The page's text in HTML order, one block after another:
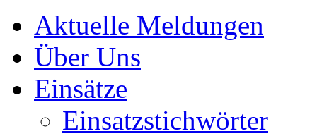
Aktuelle Meldungen
Über Uns
Einsätze
Einsatzstichwörter